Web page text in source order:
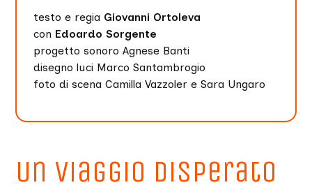
testo e regia Giovanni Ortoleva
con Edoardo Sorgente
progetto sonoro Agnese Banti
disegno luci Marco Santambrogio
foto di scena Camilla Vazzoler e Sara Ungaro
Un viaggio disperato